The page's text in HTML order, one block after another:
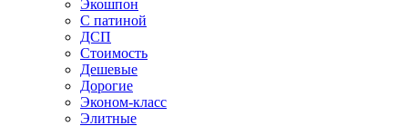
Экошпон
С патиной
ДСП
Стоимость
Дешевые
Дорогие
Эконом-класс
Элитные